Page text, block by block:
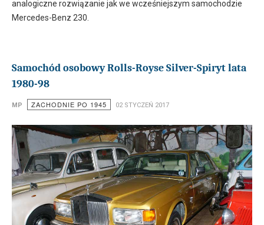
analogiczne rozwiązanie jak we wcześniejszym samochodzie
Mercedes-Benz 230.
Samochód osobowy Rolls-Royse Silver-Spiryt lata
1980-98
MP ZACHODNIE PO 1945 02 STYCZEŃ 2017